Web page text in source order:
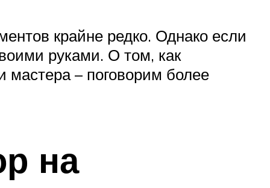
крайне редко. Однако если
руками. О том, как
мастера – поговорим более
на